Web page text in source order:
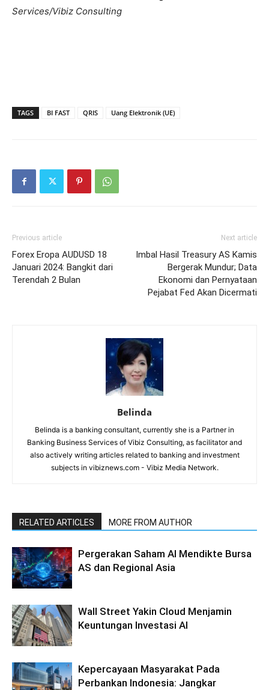
Services/Vibiz Consulting
TAGS BI FAST QRIS Uang Elektronik (UE)
Previous article
Forex Eropa AUDUSD 18
Januari 2024: Bangkit dari
Terendah 2 Bulan
Next article
Imbal Hasil Treasury AS Kamis
Bergerak Mundur; Data
Ekonomi dan Pernyataan
Pejabat Fed Akan Dicermati
Belinda
Belinda is a banking consultant, currently she is a Partner in
Banking Business Services of Vibiz Consulting, as facilitator and
also actively writing articles related to banking and investment
subjects in vibiznews.com - Vibiz Media Network.
RELATED ARTICLES MORE FROM AUTHOR
Pergerakan Saham AI Mendikte Bursa
AS dan Regional Asia
Wall Street Yakin Cloud Menjamin
Keuntungan Investasi AI
Kepercayaan Masyarakat Pada
Perbankan Indonesia: Jangkar